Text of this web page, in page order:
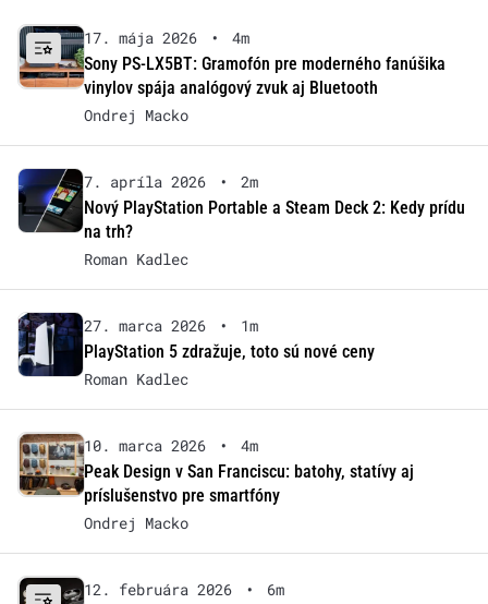
17. mája 2026 •
4m
Sony PS-LX5BT: Gramofón pre moderného fanúšika
vinylov spája analógový zvuk aj Bluetooth
Ondrej Macko
7. apríla 2026 •
2m
Nový PlayStation Portable a Steam Deck 2: Kedy prídu
na trh?
Roman Kadlec
27. marca 2026 •
1m
PlayStation 5 zdražuje, toto sú nové ceny
Roman Kadlec
10. marca 2026 •
4m
Peak Design v San Franciscu: batohy, statívy aj
príslušenstvo pre smartfóny
Ondrej Macko
12. februára 2026 •
6m